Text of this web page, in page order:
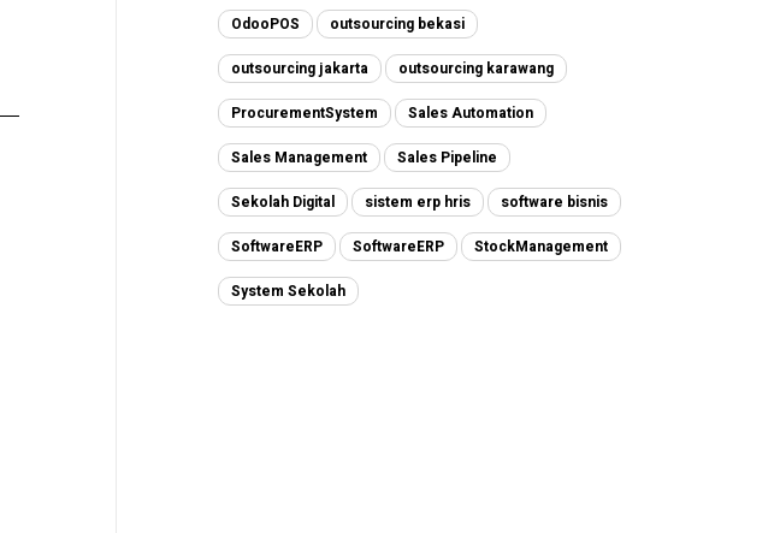
OdooPOS outsourcing bekasi
outsourcing jakarta outsourcing karawang
ProcurementSystem Sales Automation
Sales Management Sales Pipeline
Sekolah Digital sistem erp hris software bisnis
SoftwareERP SoftwareERP StockManagement
System Sekolah